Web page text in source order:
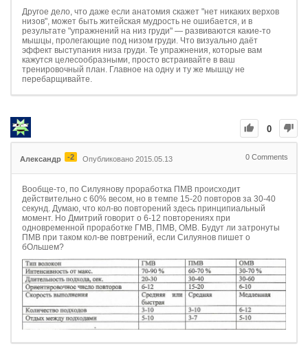
Другое дело, что даже если анатомия скажет "нет никаких верхов
низов", может быть житейская мудрость не ошибается, и в
результате "упражнений на низ груди" — развиваются какие-то
мышцы, пролегающие под низом груди. Что визуально даёт
эффект выступания низа груди. Те упражнения, которые вам
кажутся целесообразными, просто встраивайте в ваш
тренировочный план. Главное на одну и ту же мышцу не
перебарщивайте.
0
Александр -2 Опубликовано 2015.05.13 0 Comments
Вообще-то, по Силуянову проработка ПМВ происходит
действительно с 60% весом, но в темпе 15-20 повторов за 30-40
секунд. Думаю, что кол-во повторений здесь принципиальный
момент. Но Дмитрий говорит о 6-12 повторениях при
одновременной проработке ГМВ, ПМВ, ОМВ. Будут ли затронуты
ПМВ при таком кол-ве повтрений, если Силуянов пишет о
бОльшем?